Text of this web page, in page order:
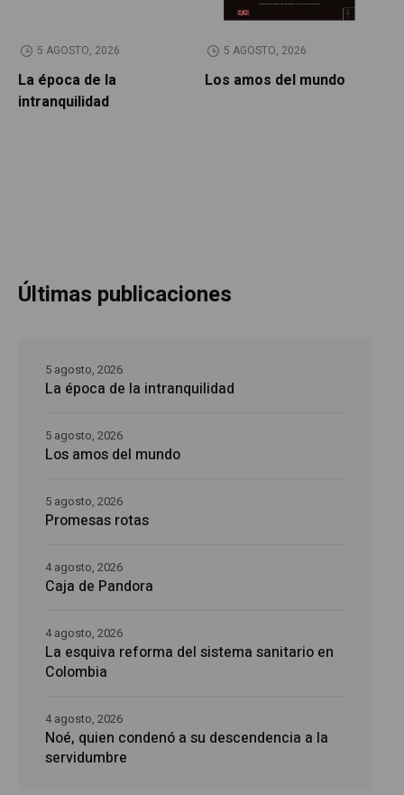
5 AGOSTO, 2026
La época de la
intranquilidad
5 AGOSTO, 2026
Los amos del mundo
Últimas publicaciones
La época de la intranquilidad
5 agosto, 2026
Los amos del mundo
5 agosto, 2026
Promesas rotas
5 agosto, 2026
Caja de Pandora
4 agosto, 2026
La esquiva reforma del sistema sanitario en
Colombia
4 agosto, 2026
Noé, quien condenó a su descendencia a la
servidumbre
4 agosto, 2026